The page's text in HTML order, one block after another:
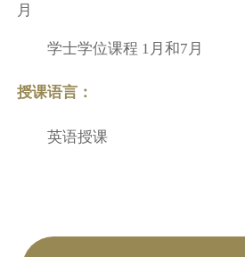
月
学士学位课程 1月和7月
授课语言：
英语授课